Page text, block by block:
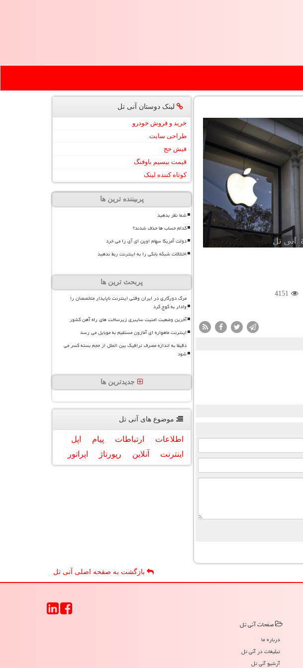
4151
لینک دوستان آنی تل
خرید و فروش خودرو
طراحی سایت
فیش حج
قیمت بیسیم باوفنگ
کوتاه کننده لینک
پربیننده ترین ها
شما نظر بدهید
کدام حساب ها حذف شدند؟
دولت آمریکا سهام اوپن ای آی را می خرد
اختلالات شبکه بانکی را به اینترنت ربط ندهید
پربحث ترین ها
مرگ دورکاری در ایران وقتی اینترنت ناپایدار متخصصان را
وادار به کوچ کرد
آخرین وضعیت امنیت سایبری زیرساخت های راه آهن کشور
اینترنت ماهواره ای آمازون مستقیم به موبایل می رسد
دقیقا به اندازه مصرف ترافیک بین الملل از حجم بسته کسر می
شود
جدیدترین ها
موضوع های آنی تل
اطلاعات ارتباطات پیام
اپل
اینترنت
آنلاین رپورتاژ اپراتور
بازگشت به صفحه اصلی آنی تل
صفحات آنی تل
درباره ما
تبلیغات در آنی تل
آرشیو آنی تل